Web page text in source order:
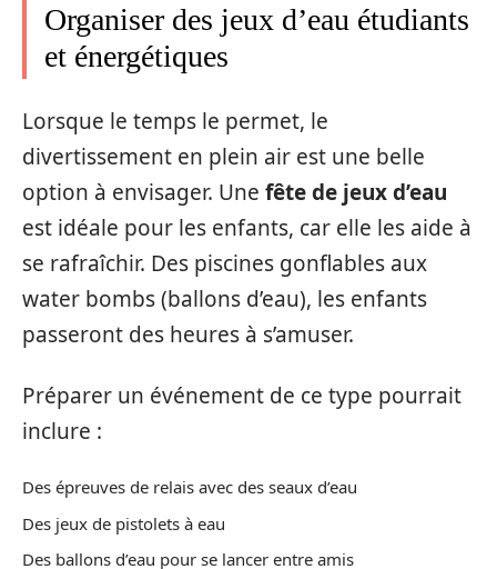
Organiser des jeux d’eau étudiants
et énergétiques
Lorsque le temps le permet, le
divertissement en plein air est une belle
option à envisager. Une fête de jeux d’eau
est idéale pour les enfants, car elle les aide à
se rafraîchir. Des piscines gonflables aux
water bombs (ballons d’eau), les enfants
passeront des heures à s’amuser.
Préparer un événement de ce type pourrait
inclure :
Des épreuves de relais avec des seaux d’eau
Des jeux de pistolets à eau
Des ballons d’eau pour se lancer entre amis